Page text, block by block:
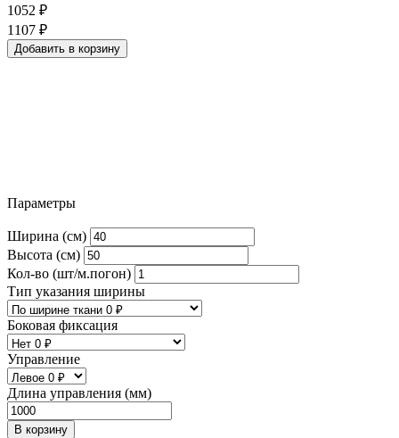
1052 ₽
1107 ₽
Добавить в корзину
Параметры
Ширина (см)
Высота (см)
Кол-во (шт/м.погон)
Тип указания ширины
Боковая фиксация
Управление
Длина управления (мм)
В корзину